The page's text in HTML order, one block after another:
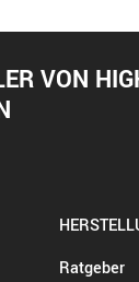
VON
Ratgeber